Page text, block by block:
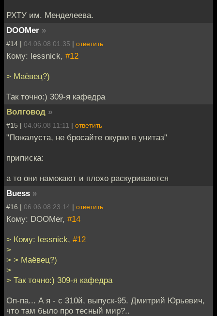
РХТУ им. Менделеева.
DOOMer »
#14 | 04.06.08 01:35 | ответить
Кому: lessnick, #12
> Маёвец?)
Так точно:) 309-я кафедра
Волговод »
#15 | 04.06.08 11:11 | ответить
"Пожалуста, не бросайте окурки в унитаз"
приписка:
а то они намокают и плохо раскуриваются
Buess »
#16 | 06.06.08 23:14 | ответить
Кому: DOOMer, #14
> Кому: lessnick, #12
>
> > Маёвец?)
>
> Так точно:) 309-я кафедра
Оп-па... А я - с 310й, выпуск-95. Дмитрий Юрьевич,
что там было про тесный мир?..